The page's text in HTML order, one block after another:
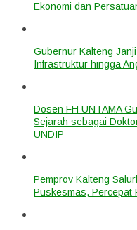
Ekonomi dan
Gubernur Kalteng
Infrastruktur hingga
Dosen FH UNTAMA
Sejarah sebagai
UNDIP
Pemprov Kalteng
Puskesmas, Percepat